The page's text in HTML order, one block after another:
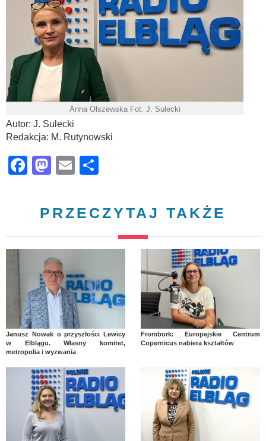
Anna Olszewska Fot. J. Sulecki
Autor: J. Sulecki
Redakcja: M. Rutynowski
Facebook
Mastodon
Email
PRZECZYTAJ TAKŻE
Janusz Nowak o przyszłości Lewicy
w Elblągu. Własny komitet,
metropolia i wyzwania
Frombork: Europejskie Centrum
Copernicus nabiera kształtów